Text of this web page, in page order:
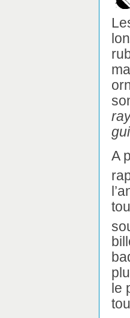
A
le